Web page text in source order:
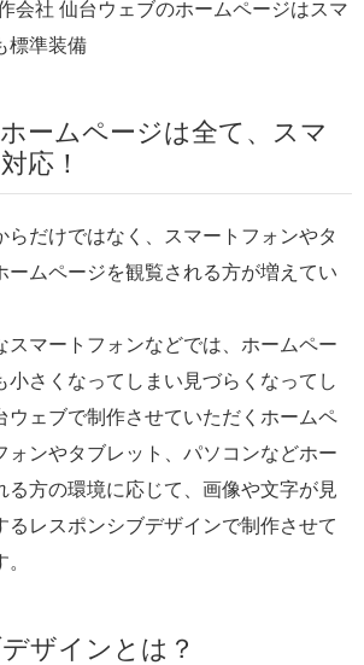
ームページは全て、スマ
応！
らだけではなく、スマートフォンやタ
ームページを観覧される方が増えてい
スマートフォンなどでは、ホームペー
小さくなってしまい見づらくなってし
ウェブで制作させていただくホームペ
ォンやタブレット、パソコンなどホー
る方の環境に応じて、画像や文字が見
るレスポンシブデザインで制作させて
ザインとは？